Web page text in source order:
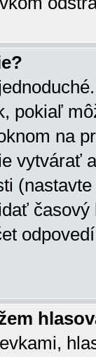
pokiaľ
na
vytvárať